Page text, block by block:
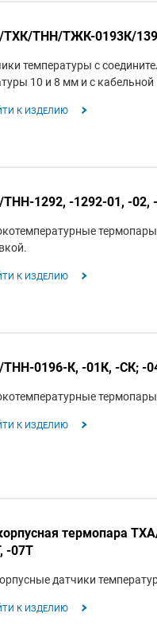
ТНН/ТЖК-0193К/
температуры с
10 и 8 мм и с кабельной
К ИЗДЕЛИЮ
1292, -1292-01, -02,
К ИЗДЕЛИЮ
0196-К, -01К, -СК; -
К ИЗДЕЛИЮ
термопара
-07Т
датчики
К ИЗДЕЛИЮ